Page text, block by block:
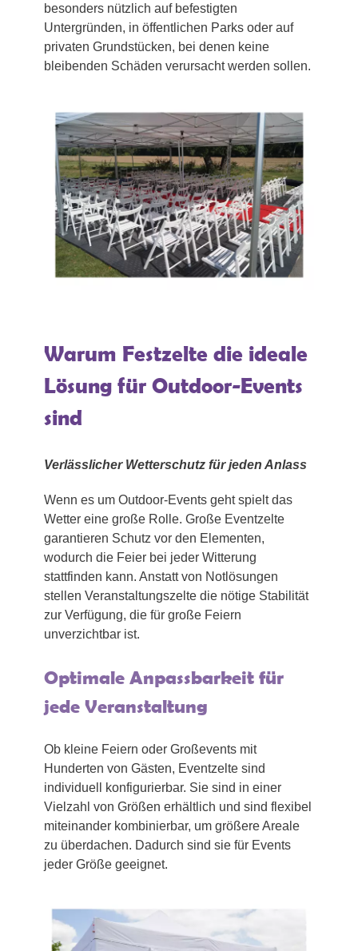
besonders nützlich auf befestigten
Untergründen, in öffentlichen Parks oder auf
privaten Grundstücken, bei denen keine
bleibenden Schäden verursacht werden sollen.
Warum Festzelte die ideale
Lösung für Outdoor-Events
sind
Verlässlicher Wetterschutz für jeden Anlass
Wenn es um Outdoor-Events geht spielt das
Wetter eine große Rolle. Große Eventzelte
garantieren Schutz vor den Elementen,
wodurch die Feier bei jeder Witterung
stattfinden kann. Anstatt von Notlösungen
stellen Veranstaltungszelte die nötige Stabilität
zur Verfügung, die für große Feiern
unverzichtbar ist.
Optimale Anpassbarkeit für
jede Veranstaltung
Ob kleine Feiern oder Großevents mit
Hunderten von Gästen, Eventzelte sind
individuell konfigurierbar. Sie sind in einer
Vielzahl von Größen erhältlich und sind flexibel
miteinander kombinierbar, um größere Areale
zu überdachen. Dadurch sind sie für Events
jeder Größe geeignet.